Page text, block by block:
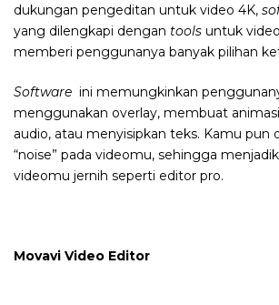
dukungan pengeditan untuk video 4K,
yang dilengkapi dengan tools untuk
memberi penggunanya banyak pilihan
Software ini memungkinkan
menggunakan overlay, membuat
audio, atau menyisipkan teks. Kamu pun
“noise” pada videomu, sehingga
videomu jernih seperti editor pro.
Movavi Video Editor